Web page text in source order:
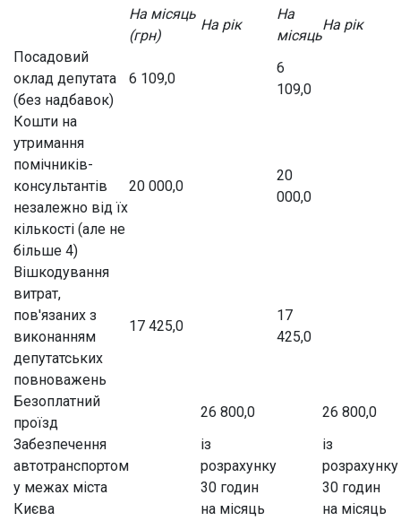
На місяць
(грн)
На рік
На
місяць
На рік
Посадовий
оклад депутата
(без надбавок)
6 109,0
6
109,0
Кошти на
утримання
помічників-
консультантів
незалежно від їх
кількості (але не
більше 4)
20 000,0
20
000,0
Вішкодування
витрат,
пов'язаних з
виконанням
депутатських
повноважень
17 425,0
17
425,0
Безоплатний
проїзд
26 800,0
26 800,0
Забезпечення
автотранспортом
у межах міста
Києва
із
розрахунку
30 годин
на місяць
із
розрахунку
30 годин
на місяць